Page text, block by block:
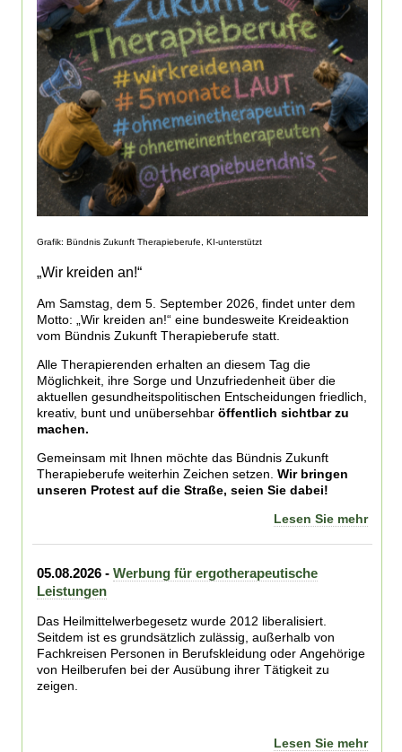
Grafik: Bündnis Zukunft Therapieberufe, KI-unterstützt
„Wir kreiden an!“
Am Samstag, dem 5. September 2026, findet unter dem
Motto: „Wir kreiden an!“ eine bundesweite Kreideaktion
vom Bündnis Zukunft Therapieberufe statt.
Alle Therapierenden erhalten an diesem Tag die
Möglichkeit, ihre Sorge und Unzufriedenheit über die
aktuellen gesundheitspolitischen Entscheidungen friedlich,
kreativ, bunt und unübersehbaröffentlich sichtbar zu
machen.
Gemeinsam mit Ihnen möchte das Bündnis Zukunft
Therapieberufe weiterhin Zeichen setzen. Wir bringen
unseren Protest auf die Straße, seien Sie dabei!
Lesen Sie mehr
05.08.2026 - Werbung für ergotherapeutische
Leistungen
Das Heilmittelwerbegesetz wurde 2012 liberalisiert.
Seitdem ist es grundsätzlich zulässig, außerhalb von
Fachkreisen Personen in Berufskleidung oder Angehörige
von Heilberufen bei der Ausübung ihrer Tätigkeit zu
zeigen.
Lesen Sie mehr